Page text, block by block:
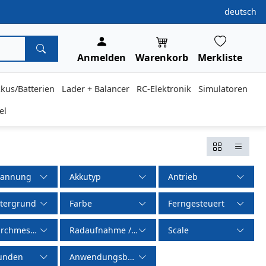
deutsch
Anmelden Warenkorb Merkliste
Batterien Lader + Balancer RC-Elektronik
Simulatoren
Akkutyp Antrieb
Farbe Ferngesteuert
Radaufnahme / MitnehmerScale
Anwendungsbereich